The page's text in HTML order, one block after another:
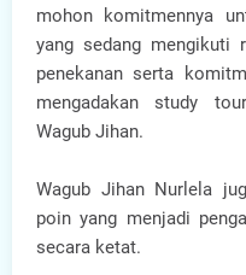
mohon komitmennya
yang sedang mengikuti
penekanan serta
mengadakan study
Wagub Jihan.
Wagub Jihan Nurlela
poin yang menjadi
secara ketat.